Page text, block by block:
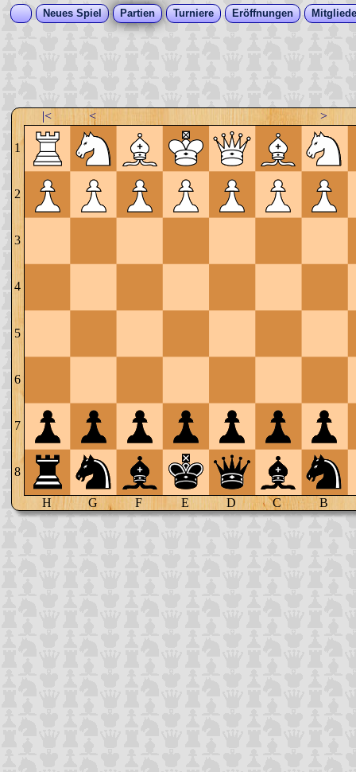
Neues Spiel Partien Turniere Eröffnungen
|< < >
1
2
3
4
5
6
7
8
H G F E D C B